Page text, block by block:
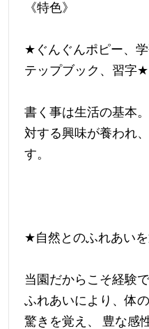
《特色》
★ ぐんぐんポピー、
テップブック、習字★
書く事は生活の基本
対する興味が養われ
す。
★自然とのふれあい
当園だからこそ経験
ふれあいにより、体
驚きを覚え、 豊な感